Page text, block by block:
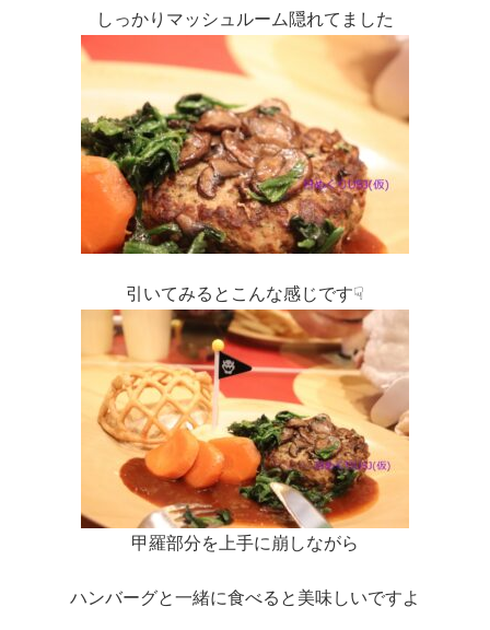
しっかりマッシュルーム隠れてました
引いてみるとこんな感じです☟
甲羅部分を上手に崩しながら
ハンバーグと一緒に食べると美味しいですよ